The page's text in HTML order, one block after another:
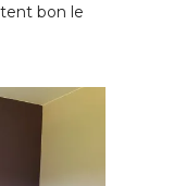
bon le